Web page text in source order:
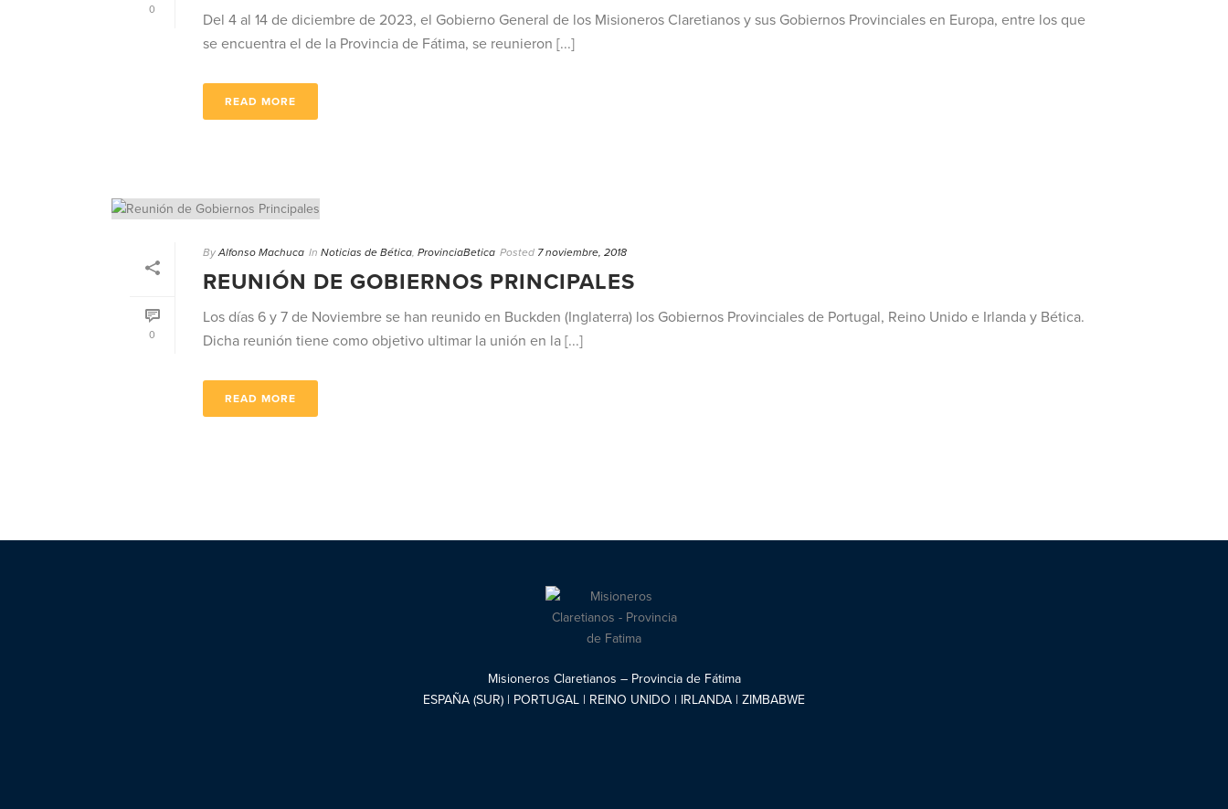
0
Del 4 al 14 de diciembre de 2023, el Gobierno General de los Misioneros Claretianos y sus Gobiernos Provinciales en Europa, entre los que
se encuentra el de la Provincia de Fátima, se reunieron [...]
READ MORE
0
By Alfonso Machuca In Noticias de Bética, ProvinciaBetica Posted 7 noviembre, 2018
REUNIÓN DE GOBIERNOS PRINCIPALES
Los días 6 y 7 de Noviembre se han reunido en Buckden (Inglaterra) los Gobiernos Provinciales de Portugal, Reino Unido e Irlanda y Bética.
Dicha reunión tiene como objetivo ultimar la unión en la [...]
READ MORE
Misioneros Claretianos – Provincia de Fátima
ESPAÑA (SUR) | PORTUGAL | REINO UNIDO | IRLANDA | ZIMBABWE